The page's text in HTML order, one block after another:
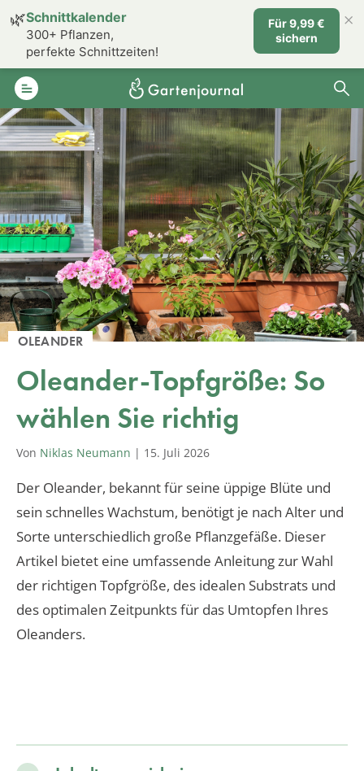
OLEANDER
Oleander-Topfgröße: So
wählen Sie richtig
Von Niklas Neumann | 15. Juli 2026
Der Oleander, bekannt für seine üppige Blüte und
sein schnelles Wachstum, benötigt je nach Alter und
Sorte unterschiedlich große Pflanzgefäße. Dieser
Artikel bietet eine umfassende Anleitung zur Wahl
der richtigen Topfgröße, des idealen Substrats und
des optimalen Zeitpunkts für das Umtopfen Ihres
Oleanders.
🌿Schnittkalender
300+ Pflanzen,
perfekte Schnittzeiten!
Für 9,99 €
sichern
×